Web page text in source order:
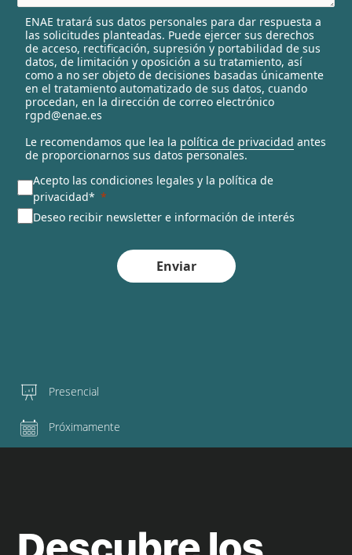
l
e
c
t
e
d
ENAE tratará sus datos personales para dar respuesta a
las solicitudes planteadas. Puede ejercer sus derechos
de acceso, rectificación, supresión y portabilidad de sus
datos, de limitación y oposición a su tratamiento, así
como a no ser objeto de decisiones basadas únicamente
en el tratamiento automatizado de sus datos, cuando
procedan, en la dirección de correo electrónico
rgpd@enae.es
Le recomendamos que lea la política de privacidad antes
de proporcionarnos sus datos personales.
Acepto las condiciones legales y la política de
privacidad*
Deseo recibir newsletter e información de interés
Enviar
Presencial
Próximamente